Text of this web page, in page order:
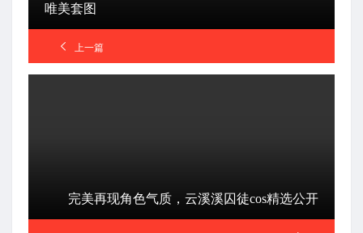
唯美套图
上一篇
完美再现角色气质，云溪溪囚徒cos精选公开